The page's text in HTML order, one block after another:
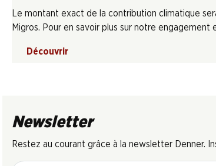
Le montant exact de la contribution climatique
Migros. Pour en savoir plus sur notre
Découvrir
Newsletter
Restez au courant grâce à la newsletter Denner.